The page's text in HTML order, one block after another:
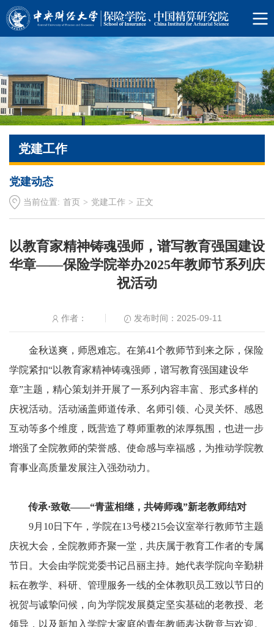
党建工作
党建动态
当前位置: 首页 > 党建工作 > 正文
以教育家精神铸魂强师，谱写教育强国建设
华章——保险学院举办2025年教师节系列庆
祝活动
作者： 发布时间：2025-09-11
金秋送爽，师恩难忘。在第41个教师节到来之际，保险
学院紧扣“以教育家精神铸魂强师，谱写教育强国建设华
章”主题，精心策划并开展了一系列内容丰富、形式多样的
庆祝活动。活动涵盖师道传承、名师引领、心灵关怀、感恩
互动等多个维度，既营造了尊师重教的浓厚氛围，也进一步
增强了全院教师的荣誉感、使命感与幸福感，为推动学院教
育事业高质量发展注入强劲动力。
传承·致敬——“青蓝相继，共铸师魂”新老教师结对
9月10日下午，学院在13号楼215会议室举行教师节主题
庆祝大会，全院教师齐聚一堂，共庆属于教育工作者的专属
节日。大会由学院党委书记吕丽主持。她代表学院向辛勤耕
耘在教学、科研、管理服务一线的全体教职员工致以节日的
祝贺与诚挚问候，向为学院发展奠定坚实基础的老教授、老
领导，以及新加入学院大家庭的青年教师表达敬意与欢迎。